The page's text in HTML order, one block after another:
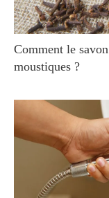
Comment le
moustiques ?